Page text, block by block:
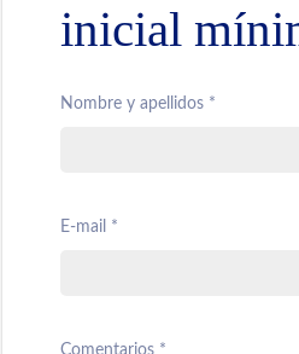
inicial
Nombre y apellidos *
E-mail *
Comentarios *